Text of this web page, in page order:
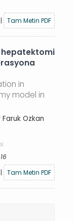
| Tam Metin PDF
hepatektomi
in
model in
Ozkan
| Tam Metin PDF